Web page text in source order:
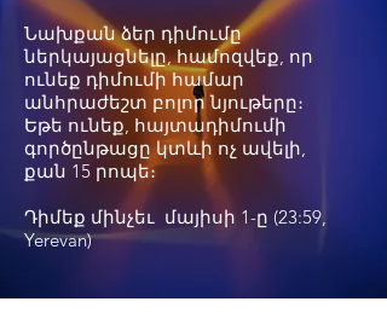
Նախքան ձեր դիմումը
ներկայացնելը, համոզվեք, որ
ունեք դիմումի համար
անհրաժեշտ բոլոր նյութերը։
Եթե ունեք, հայտադիմումի
գործընթացը կտևի ոչ ավելի,
քան 15 րոպե։
Դիմեք մինչեւ մայիսի 1-ը (23:59,
Yerevan)